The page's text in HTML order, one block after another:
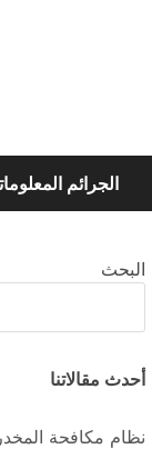
الجرائم
البحث
أحدث مقالاتنا
نظام مكافحة